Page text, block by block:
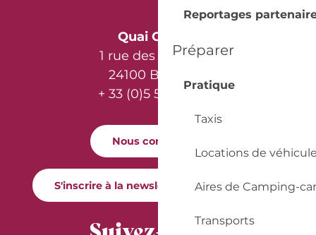
Reportages
Préparer
Pratique
Taxis
Locations de
Aires de Camping-car
Transports
Quai Cyrano
1 rue des Récollets
24100 Bergerac
+ 33 (0)5 53 57 03 11
Nous contacter
S'inscrire à la newsletter Quai Cyrano